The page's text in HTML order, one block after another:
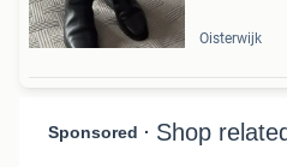
Oisterwijk